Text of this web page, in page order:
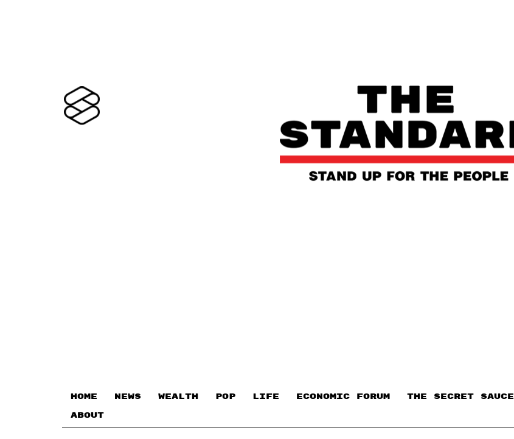
HOME NEWS WEALTH POP LIFE ECONOMIC FORUM THE SECRET SAUCE​
ABOUT